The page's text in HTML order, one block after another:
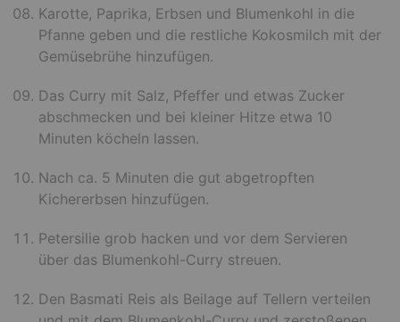
Karotte, Paprika, Erbsen und Blumenkohl in die
Pfanne geben und die restliche Kokosmilch mit der
Gemüsebrühe hinzufügen.
Das Curry mit Salz, Pfeffer und etwas Zucker
abschmecken und bei kleiner Hitze etwa 10
Minuten köcheln lassen.
Nach ca. 5 Minuten die gut abgetropften
Kichererbsen hinzufügen.
Petersilie grob hacken und vor dem Servieren
über das Blumenkohl-Curry streuen.
Den Basmati Reis als Beilage auf Tellern verteilen